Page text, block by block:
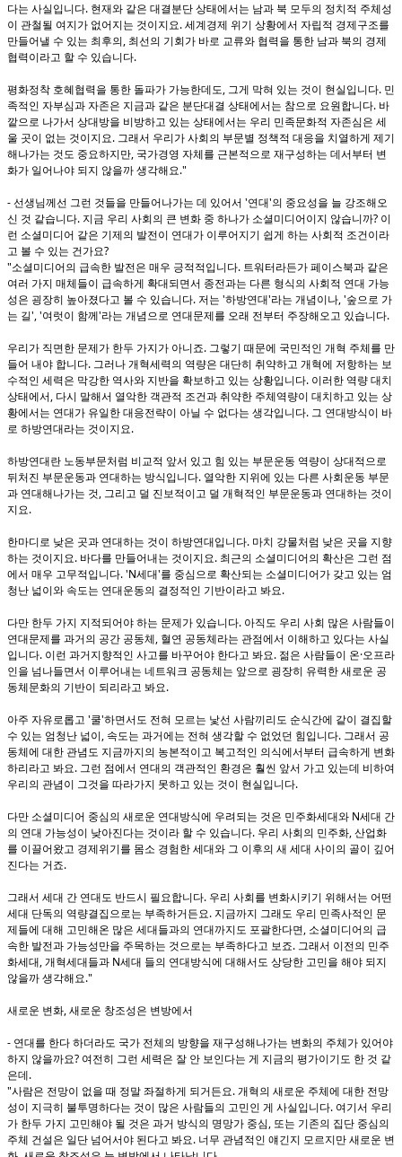
다는 사실입니다. 현재와 같은 대결분단 상태에서는 남과 북 모두의 정치적 주체성
이 관철될 여지가 없어지는 것이지요. 세계경제 위기 상황에서 자립적 경제구조를
만들어낼 수 있는 최후의 , 최선의 기회가 바로 교류와 협력을 통한 남과 북의 경제
협력이라고 할 수 있습니다.
평화정착 호혜협력을 통한 돌파가 가능한데도, 그게 막혀 있는 것이 현실입니다. 민
족적인 자부심과 자존은 지금과 같은 분단대결 상태에서는 참으로 요원합니다. 바
깥으로 나가서 상대방을 비방하고 있는 상태에서는 우리 민족문화적 자존심은 세
울 곳이 없는 것이지요. 그래서 우리가 사회의 부문별 정책적 대응을 치열하게 제기
해나가는 것도 중요하지만, 국가경영 자체를 근본적으로 재구성하는 데서부터 변
화가 일어나야 되지 않을까 생각해요."
- 선생님께선 그런 것들을 만들어나가는 데 있어서 '연대'의 중요성을 늘 강조해오
신 것 같습니다. 지금 우리 사회의 큰 변화 중 하나가 소셜미디어이지 않습니까? 이
런 소셜미디어 같은 기제의 발전이 연대가 이루어지기 쉽게 하는 사회적 조건이라
고 볼 수 있는 건가요?
"소셜미디어의 급속한 발전은 매우 긍적적입니다. 트워터라든가 페이스북과 같은
여러 가지 매체들이 급속하게 확대되면서 종전과는 다른 형식의 사회적 연대 가능
성은 굉장히 높아졌다고 볼 수 있습니다. 저는 '하방연대'라는 개념이나, '숲으로 가
는 길', '여럿이 함께 '라는 개념으로 연대문제를 오래 전부터 주장해오고 있습니다.
우리가 직면한 문제가 한두 가지가 아니죠. 그렇기 때문에 국민적인 개혁 주체를 만
들어 내야 합니다. 그러나 개혁세력의 역량은 대단히 취약하고 개혁에 저항하는 보
수적인 세력은 막강한 역사와 지반을 확보하고 있는 상황입니다. 이러한 역량 대치
상태에서 , 다시 말해서 열악한 객관적 조건과 취약한 주체역량이 대치하고 있는 상
황에서는 연대가 유일한 대응전략이 아닐 수 없다는 생각입니다. 그 연대방식이 바
로 하방연대라는 것이지요.
하방연대란 노동부문처럼 비교적 앞서 있고 힘 있는 부문운동 역량이 상대적으로
뒤처진 부문운동과 연대하는 방식입니다. 열악한 지위에 있는 다른 사회운동 부문
과 연대해나가는 것, 그리고 덜 진보적이고 덜 개혁적인 부문운동과 연대하는 것이
지요.
한마디로 낮은 곳과 연대하는 것이 하방연대입니다. 마치 강물처럼 낮은 곳을 지향
하는 것이지요. 바다를 만들어내는 것이지요. 최근의 소셜미디어의 확산은 그런 점
에서 매우 고무적입니다. 'N세대'를 중심으로 확산되는 소셜미디어가 갖고 있는 엄
청난 넓이와 속도는 연대운동의 결정적인 기반이라고 봐요.
다만 한두 가지 지적되어야 하는 문제가 있습니다. 아직도 우리 사회 많은 사람들이
연대문제를 과거의 공간 공동체 , 혈연 공동체라는 관점에서 이해하고 있다는 사실
입니다. 이런 과거지향적인 사고를 바꾸어야 한다고 봐요. 젊은 사람들이 온·오프라
인을 넘나들면서 이루어내는 네트워크 공동체는 앞으로 굉장히 유력한 새로운 공
동체문화의 기반이 되리라고 봐요.
아주 자유로롭고 '쿨'하면서도 전혀 모르는 낯선 사람끼리도 순식간에 같이 결집할
수 있는 엄청난 넓이 , 속도는 과거에는 전혀 생각할 수 없었던 힘입니다. 그래서 공
동체에 대한 관념도 지금까지의 농본적이고 복고적인 의식에서부터 급속하게 변화
하리라고 봐요. 그런 점에서 연대의 객관적인 환경은 훨씬 앞서 가고 있는데 비하여
우리의 관념이 그것을 따라가지 못하고 있는 것이 현실입니다.
다만 소셜미디어 중심의 새로운 연대방식에 우려되는 것은 민주화세대와 N세대 간
의 연대 가능성이 낮아진다는 것이라 할 수 있습니다. 우리 사회의 민주화, 산업화
를 이끌어왔고 경제위기를 몸소 경험한 세대와 그 이후의 새 세대 사이의 골이 깊어
진다는 거죠.
그래서 세대 간 연대도 반드시 필요합니다. 우리 사회를 변화시키기 위해서는 어떤
세대 단독의 역량결집으로는 부족하거든요. 지금까지 그래도 우리 민족사적인 문
제들에 대해 고민해온 많은 세대들과의 연대까지도 포괄한다면 , 소셜미디어의 급
속한 발전과 가능성만을 주목하는 것으로는 부족하다고 보죠. 그래서 이전의 민주
화세대 , 개혁세대들과 N세대 들의 연대방식에 대해서도 상당한 고민을 해야 되지
않을까 생각해요."
새로운 변화, 새로운 창조성은 변방에서
- 연대를 한다 하더라도 국가 전체의 방향을 재구성해나가는 변화의 주체가 있어야
하지 않을까요? 여전히 그런 세력은 잘 안 보인다는 게 지금의 평가이기도 한 것 같
은데 .
"사람은 전망이 없을 때 정말 좌절하게 되거든요. 개혁의 새로운 주체에 대한 전망
성이 지극히 불투명하다는 것이 많은 사람들의 고민인 게 사실입니다. 여기서 우리
가 한두 가지 고민해야 될 것은 과거 방식의 명망가 중심 , 또는 기존의 집단 중심의
주체 건설은 일단 넘어서야 된다고 봐요. 너무 관념적인 얘긴지 모르지만 새로운 변